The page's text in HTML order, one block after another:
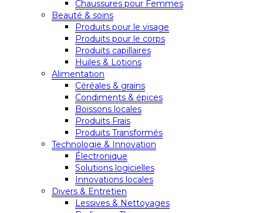
Chaussures pour Femmes
Beauté & soins
Produits pour le visage
Produits pour le corps
Produits capillaires
Huiles & Lotions
Alimentation
Céréales & grains
Condiments & épices
Boissons locales
Produits Frais
Produits Transformés
Technologie & Innovation
Électronique
Solutions logicielles
Innovations locales
Divers & Entretien
Lessives & Nettoyages